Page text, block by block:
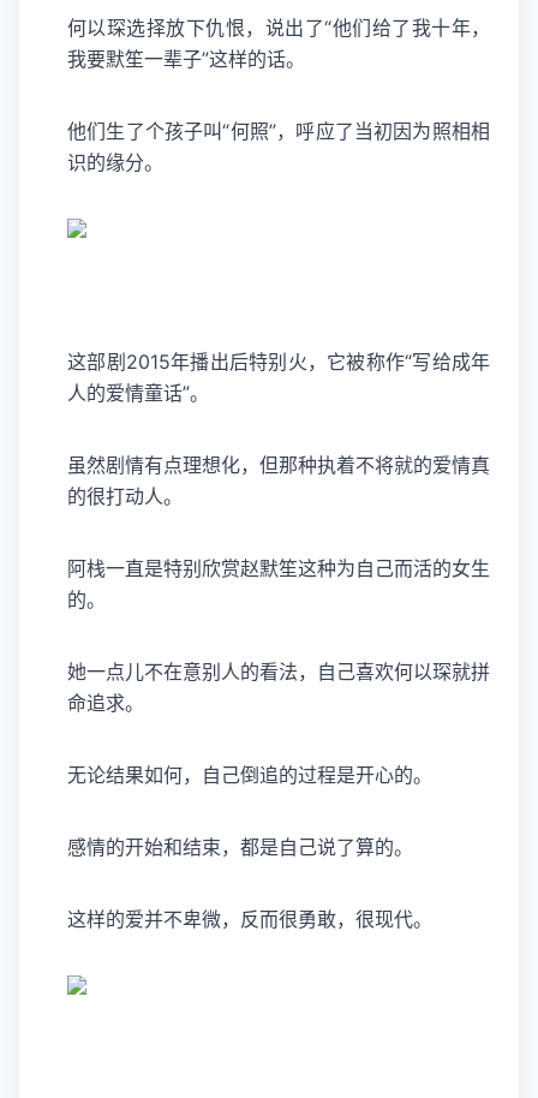
何以琛选择放下仇恨，说出了“他们给了我十年，
我要默笙一辈子”这样的话。
他们生了个孩子叫“何照”，呼应了当初因为照相相
识的缘分。
这部剧2015年播出后特别火，它被称作“写给成年
人的爱情童话”。
虽然剧情有点理想化，但那种执着不将就的爱情真
的很打动人。
阿栈一直是特别欣赏赵默笙这种为自己而活的女生
的。
她一点儿不在意别人的看法，自己喜欢何以琛就拼
命追求。
无论结果如何，自己倒追的过程是开心的。
感情的开始和结束，都是自己说了算的。
这样的爱并不卑微，反而很勇敢，很现代。